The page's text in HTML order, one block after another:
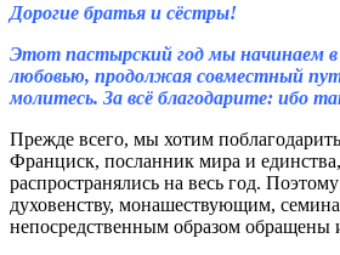
Дорогие братья и сёстры!
Этот пастырский год мы начинаем в
любовью, продолжая совместный
молитесь. За всё благодарите: ибо
Прежде всего, мы хотим
Франциск, посланник мира и
распространялись на весь год.
духовенству, монашествующим,
непосредственным образом